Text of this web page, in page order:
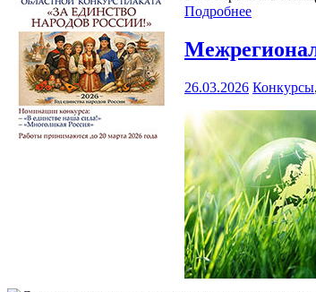
Подробнее
26.03.2026 Конкурсы,